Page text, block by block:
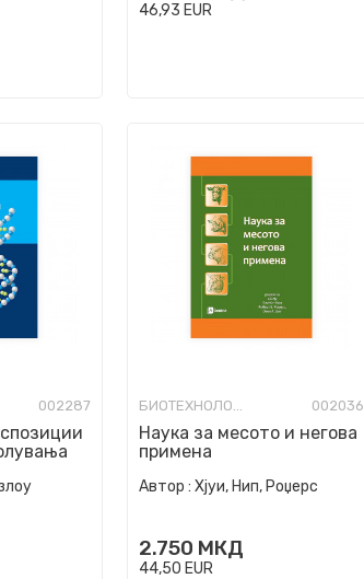
46,93 EUR
002287 БИОТЕХНОЛОГИЈА 002036
Наука за месото и негова
примена
Автор : Хјуи, Нип, Роџерс
2.750 МКД
44,50 EUR